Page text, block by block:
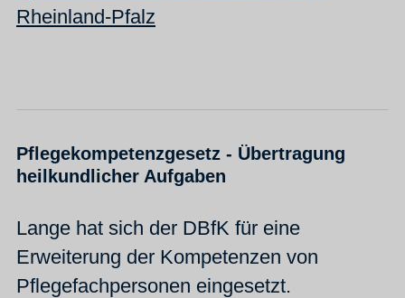
Rheinland-Pfalz
Pflegekompetenzgesetz - Übertragung
heilkundlicher Aufgaben
Lange hat sich der DBfK für eine
Erweiterung der Kompetenzen von
Pflegefachpersonen eingesetzt.